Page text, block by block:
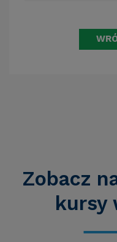
Zobacz
kursy